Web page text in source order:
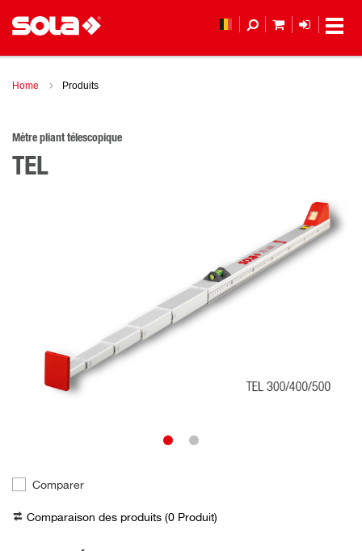
Home Produits
Mètre pliant télescopique
TEL
Comparer
Comparaison des produits (0 Produit)
MON PANIER
LOGIN